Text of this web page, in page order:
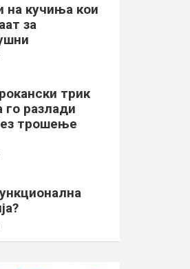
на кучиња кои
за
трик
разлади
трошење